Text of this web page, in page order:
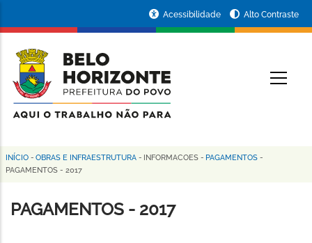
conteúdo
principal
da
Prefeitura
de
Horizonte
Acessibilidade Alto Contraste
Trilha
navegação
INÍCIO - OBRAS E INFRAESTRUTURA - INFORMACOES - PAGAMENTOS -
PAGAMENTOS - 2017
PAGAMENTOS - 2017